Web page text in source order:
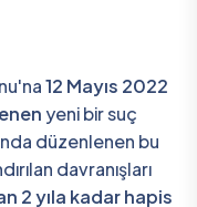
12 Mayıs 2022
yeni bir suç
düzenlenen bu
davranışları
2 yıla kadar hapis